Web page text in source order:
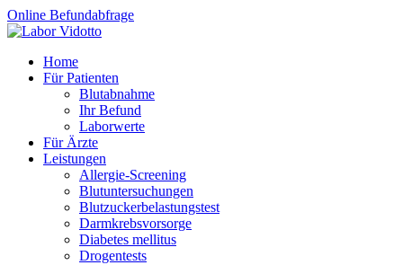
Online Befundabfrage
Home
Für Patienten
Blutabnahme
Ihr Befund
Laborwerte
Für Ärzte
Leistungen
Allergie-Screening
Blutuntersuchungen
Blutzucker­belastungstest
Darmkrebsvorsorge
Diabetes mellitus
Drogentests